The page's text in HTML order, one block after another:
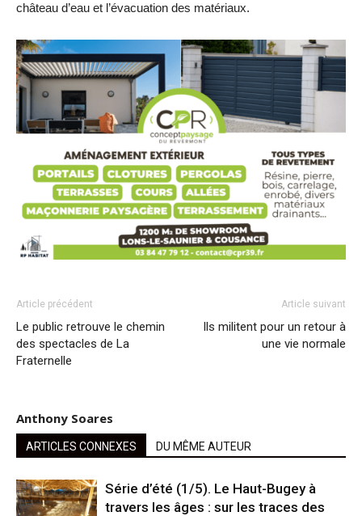
château d’eau et l’évacuation des matériaux.
Article précédent
Le public retrouve le chemin
des spectacles de La
Fraternelle
Article suivant
Ils militent pour un retour à
une vie normale
Anthony Soares
ARTICLES CONNEXES DU MÊME AUTEUR
Série d’été (1/5). Le Haut-Bugey à
travers les âges : sur les traces des